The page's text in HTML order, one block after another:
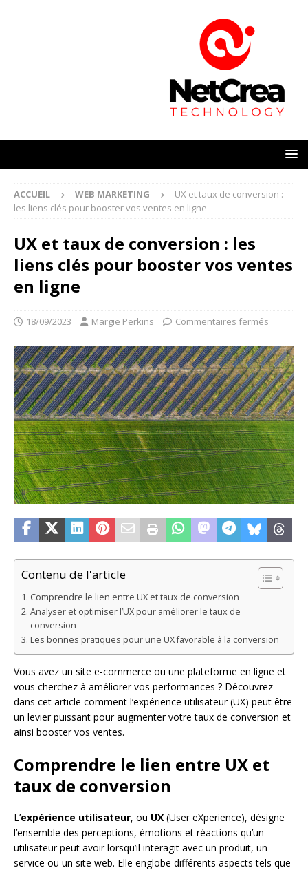
ACCUEIL WEB MARKETING
UX et taux de conversion :
les liens clés pour booster vos ventes en ligne
UX et taux de conversion : les
liens clés pour booster vos ventes
en ligne
18/09/2023 Margie Perkins Commentaires fermés
Contenu de l'article
Comprendre le lien entre UX et taux de conversion
Analyser et optimiser l’UX pour améliorer le taux de
conversion
Les bonnes pratiques pour une UX favorable à la conversion
Vous avez un site e-commerce ou une plateforme en ligne et
vous cherchez à améliorer vos performances ? Découvrez
dans cet article comment l’expérience utilisateur (UX) peut être
un levier puissant pour augmenter votre taux de conversion et
ainsi booster vos ventes.
Comprendre le lien entre UX et
taux de conversion
L’expérience utilisateur, ou UX (User eXperience), désigne
l’ensemble des perceptions, émotions et réactions qu’un
utilisateur peut avoir lorsqu’il interagit avec un produit, un
service ou un site web. Elle englobe différents aspects tels que